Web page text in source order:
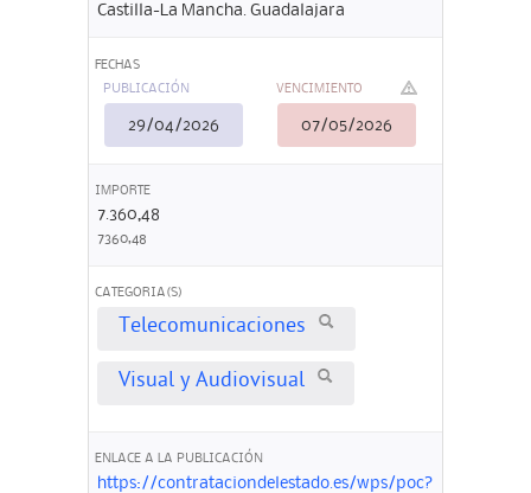
Castilla-La Mancha. Guadalajara
FECHAS
PUBLICACIÓN
29/04/2026
VENCIMIENTO
07/05/2026
IMPORTE
7.360,48
7360,48
CATEGORIA(S)
Telecomunicaciones
Visual y Audiovisual
ENLACE A LA PUBLICACIÓN
https://contrataciondelestado.es/wps/poc?